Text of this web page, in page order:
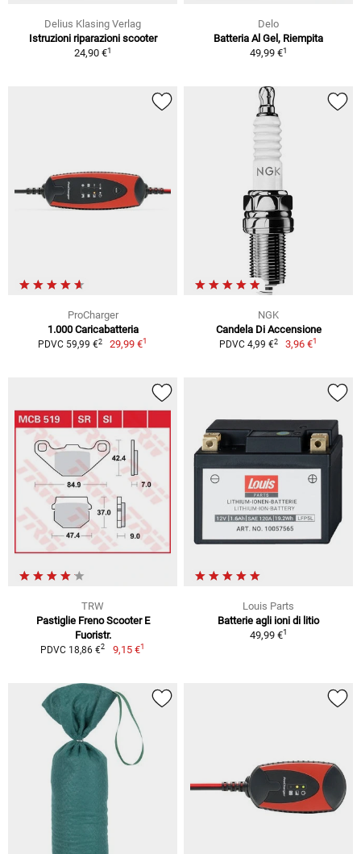
Delius Klasing Verlag
Istruzioni riparazioni scooter
24,90 €1
Delo
Batteria Al Gel, Riempita
49,99 €1
ProCharger
1.000 Caricabatteria
PDVC 59,99 €2 29,99 €1
NGK
Candela Di Accensione
PDVC 4,99 €2 3,96 €1
TRW
Pastiglie Freno Scooter E
Fuoristr.
PDVC 18,86 €2 9,15 €1
Louis Parts
Batterie agli ioni di litio
49,99 €1